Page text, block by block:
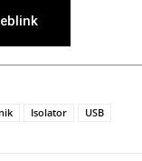
Isolator USB